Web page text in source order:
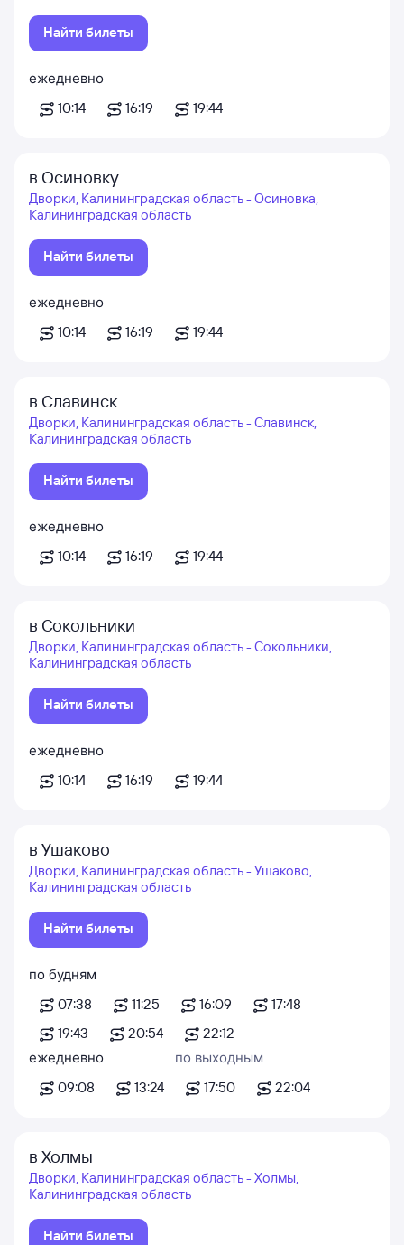
Найти билеты
ежедневно
10:14
16:19 19:44
в Осиновку
Дворки, Калининградская область - Осиновка,
Калининградская область
Найти билеты
ежедневно
10:14
16:19 19:44
в Славинск
Дворки, Калининградская область - Славинск,
Калининградская область
Найти билеты
ежедневно
10:14
16:19 19:44
в Сокольники
Дворки, Калининградская область - Сокольники,
Калининградская область
Найти билеты
ежедневно
10:14
16:19 19:44
в Ушаково
Дворки, Калининградская область - Ушаково,
Калининградская область
Найти билеты
по будням
07:38
11:25 16:09
17:48
19:43
20:54
22:12
ежедневно
09:08
13:24
по выходным
17:50
22:04
в Холмы
Дворки, Калининградская область - Холмы,
Калининградская область
Найти билеты